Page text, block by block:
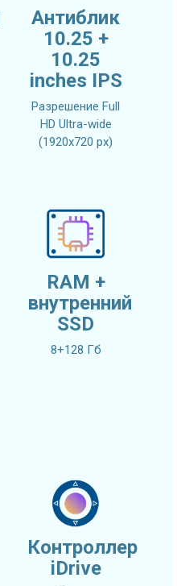
Антиблик
10.25 +
10.25
inches IPS
Разрешение Full
HD Ultra-wide
(1920x720 px)
RAM +
внутренний
SSD
8+128 Гб
Контроллер
iDrive